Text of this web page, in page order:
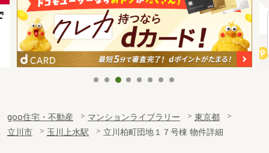
goo住宅・不動産 マンションライブラリー
東京都
立川市
玉川上水駅 立川柏町団地１７号棟 物件詳細